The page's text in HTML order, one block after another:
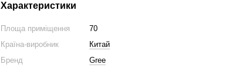
Характеристики
Площа приміщення
70
Країна-виробник
Китай
Бренд
Gree